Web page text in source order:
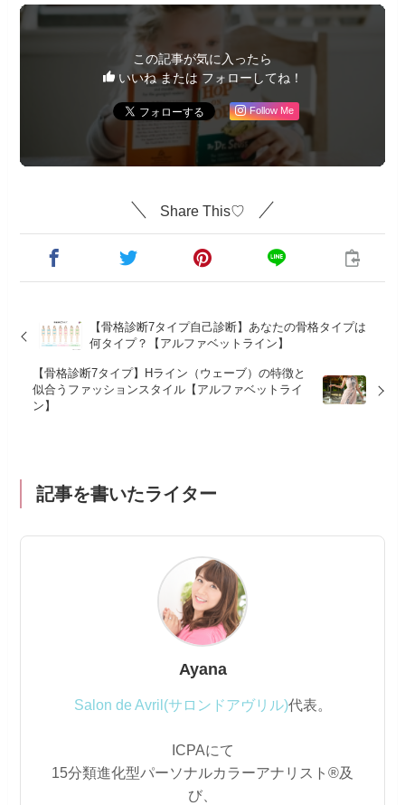
この記事が気に入ったら
いいね または フォローしてね！
Follow Me
Share This♡
【骨格診断7タイプ自己診断】あなたの骨格タイプは
何タイプ？【アルファベットライン】
【骨格診断7タイプ】Hライン（ウェーブ）の特徴と
似合うファッションスタイル【アルファベットライ
ン】
記事を書いたライター
Ayana
Salon de Avril(サロンドアヴリル)代表。
ICPAにて
15分類進化型パーソナルカラーアナリスト®及
び、